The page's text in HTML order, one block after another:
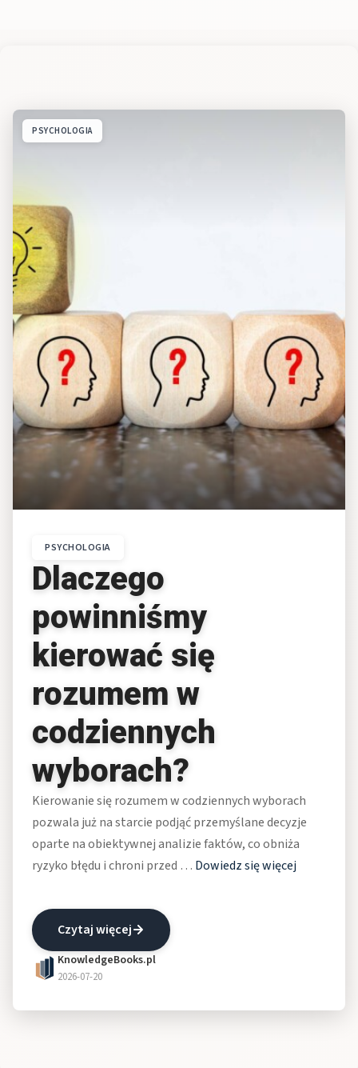
PSYCHOLOGIA
PSYCHOLOGIA
Dlaczego
powinniśmy
kierować się
rozumem w
codziennych
wyborach?
Kierowanie się rozumem w codziennych wyborach
pozwala już na starcie podjąć przemyślane decyzje
oparte na obiektywnej analizie faktów, co obniża
ryzyko błędu i chroni przed … Dowiedz się więcej
Czytaj więcej
KnowledgeBooks.pl
2026-07-20